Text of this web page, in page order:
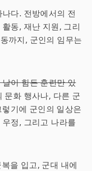
다. 전방에서의 전
동, 재난 지원, 그리
까지, 군인의 임무는
이 힘든 훈련만 있
화 행사나, 다른 군
기에 군인의 일상은
정, 그리고 나라를
을 입고, 군대 내에